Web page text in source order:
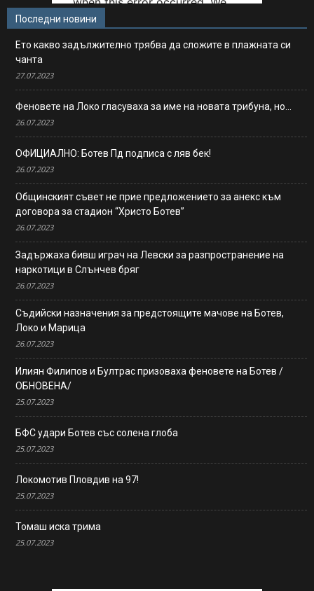
Последни новини
Ето какво задължително трябва да сложите в плажната си
чанта
27.07.2023
Феновете на Локо гласуваха за име на новата трибуна, но…
26.07.2023
ОФИЦИАЛНО: Ботев Пд подписа с ляв бек!
26.07.2023
Общинският съвет не прие предложението за анекс към
договора за стадион “Христо Ботев”
26.07.2023
Задържаха бивш играч на Левски за разпространение на
наркотици в Слънчев бряг
26.07.2023
Съдийски назначения за предстоящите мачове на Ботев,
Локо и Марица
26.07.2023
Илиян Филипов и Бултрас призоваха феновете на Ботев /
ОБНОВЕНА/
25.07.2023
БФС удари Ботев със солена глоба
25.07.2023
Локомотив Пловдив на 97!
25.07.2023
Томаш иска трима
25.07.2023